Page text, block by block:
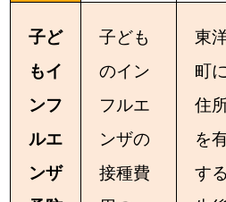
子ど
もイ
ンフ
ルエ
ンザ
子ども
のイン
フルエ
ンザの
接種費
東
町に
住
を
する